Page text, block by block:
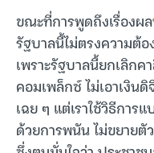
ขณะที่การพูดถึงเรื่องผ
รัฐบาลนี้ไม่ตรงความต้
เพราะรัฐบาลนี้ยกเลิกค
คอมเพล็กซ์ ไม่เอาเงิน
เฉย ๆ แต่เราใช้วิธีการ
ด้วยการพนัน ไม่ขยาย